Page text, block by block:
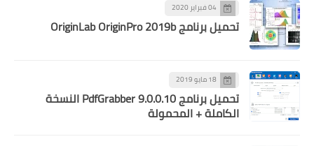
04 فبراير 2020
تحميل برنامج OriginLab OriginPro 2019b
18 مايو 2019
تحميل برنامج PdfGrabber 9.0.0.10 النسخة
الكاملة + المحمولة